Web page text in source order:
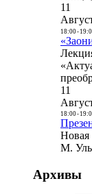
11
18:00-
11
18:00-
Новая
М.
Архивы